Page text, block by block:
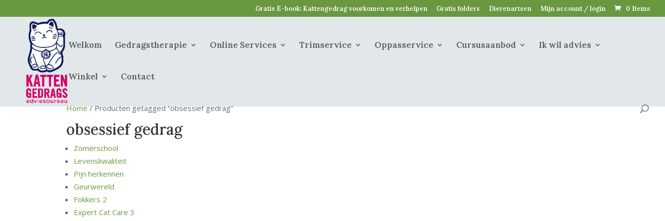
Gratis E-book: Kattengedrag voorkomen en verhelpen Gratis folders Dierenartsen Mijn account / login 0 Items
Welkom Gedragstherapie Online Services Trimservice Oppasservice Cursusaanbod Ik wil advies
Winkel Contact
Home/ Producten getagged “obsessief gedrag”
obsessief gedrag
Zomerschool
Levenskwaliteit
Pijn herkennen
Geurwereld
Fokkers 2
Expert Cat Care 3